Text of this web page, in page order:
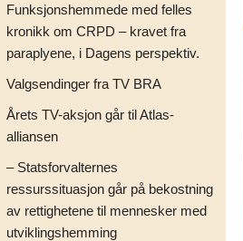
Funksjonshemmede med felles
kronikk om CRPD – kravet fra
paraplyene, i Dagens perspektiv.
Valgsendinger fra TV BRA
Årets TV-aksjon går til Atlas-
alliansen
– Statsforvalternes
ressurssituasjon går på bekostning
av rettighetene til mennesker med
utviklingshemming